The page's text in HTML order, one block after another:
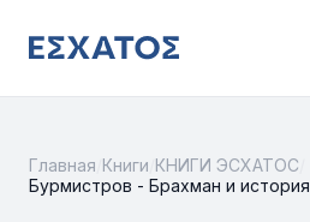
Главная Книги КНИГИ ЭСХАТОС
Бурмистров - Брахман и история